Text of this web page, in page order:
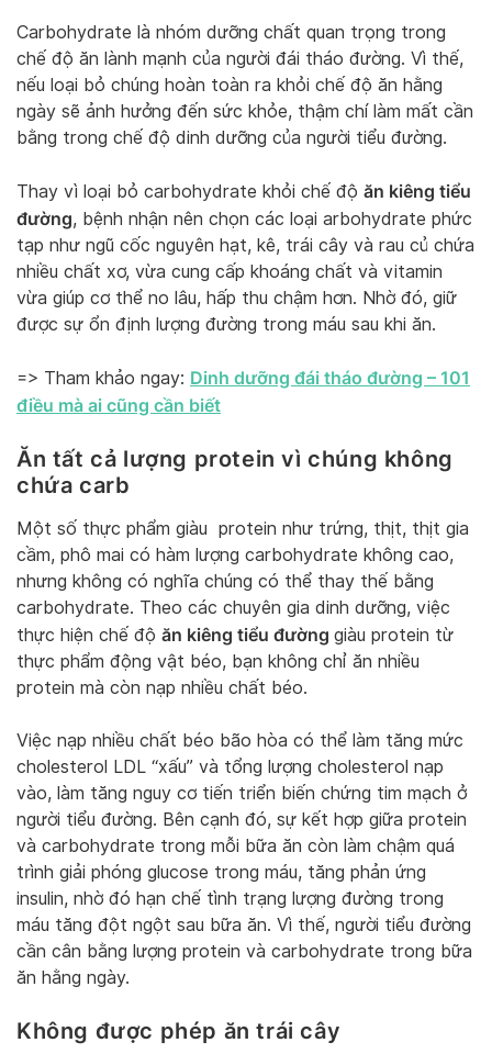
Carbohydrate là nhóm dưỡng chất quan trọng trong
chế độ ăn lành mạnh của người đái tháo đường. Vì thế,
nếu loại bỏ chúng hoàn toàn ra khỏi chế độ ăn hằng
ngày sẽ ảnh hưởng đến sức khỏe, thậm chí làm mất cần
bằng trong chế độ dinh dưỡng của người tiểu đường.
Thay vì loại bỏ carbohydrate khỏi chế độ ăn kiêng tiểu
đường, bệnh nhận nên chọn các loại arbohydrate phức
tạp như ngũ cốc nguyên hạt, kê, trái cây và rau củ chứa
nhiều chất xơ, vừa cung cấp khoáng chất và vitamin
vừa giúp cơ thể no lâu, hấp thu chậm hơn. Nhờ đó, giữ
được sự ổn định lượng đường trong máu sau khi ăn.
=> Tham khảo ngay: Dinh dưỡng đái tháo đường – 101
điều mà ai cũng cần biết
Ăn tất cả lượng protein vì chúng không
chứa carb
Một số thực phẩm giàu protein như trứng, thịt, thịt gia
cầm, phô mai có hàm lượng carbohydrate không cao,
nhưng không có nghĩa chúng có thể thay thế bằng
carbohydrate. Theo các chuyên gia dinh dưỡng, việc
thực hiện chế độ ăn kiêng tiểu đường giàu protein từ
thực phẩm động vật béo, bạn không chỉ ăn nhiều
protein mà còn nạp nhiều chất béo.
Việc nạp nhiều chất béo bão hòa có thể làm tăng mức
cholesterol LDL “xấu” và tổng lượng cholesterol nạp
vào, làm tăng nguy cơ tiến triển biến chứng tim mạch ở
người tiểu đường. Bên cạnh đó, sự kết hợp giữa protein
và carbohydrate trong mỗi bữa ăn còn làm chậm quá
trình giải phóng glucose trong máu, tăng phản ứng
insulin, nhờ đó hạn chế tình trạng lượng đường trong
máu tăng đột ngột sau bữa ăn. Vì thế, người tiểu đường
cần cân bằng lượng protein và carbohydrate trong bữa
ăn hằng ngày.
Không được phép ăn trái cây